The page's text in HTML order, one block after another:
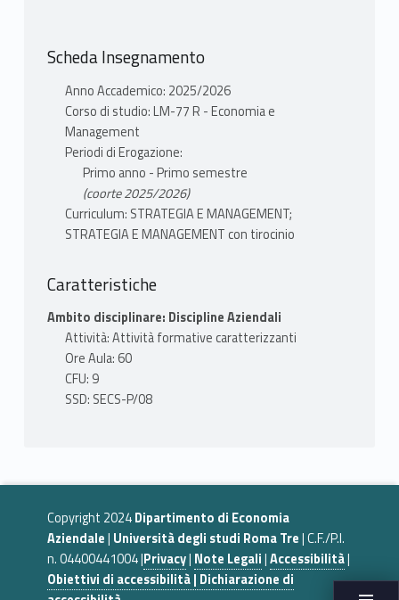
Scheda Insegnamento
Anno Accademico: 2025/2026
Corso di studio: LM-77 R - Economia e
Management
Periodi di Erogazione:
Primo anno - Primo semestre
(coorte 2025/2026)
Curriculum: STRATEGIA E MANAGEMENT;
STRATEGIA E MANAGEMENT con tirocinio
Caratteristiche
Ambito disciplinare: Discipline Aziendali
Attività: Attività formative caratterizzanti
Ore Aula: 60
CFU: 9
SSD: SECS-P/08
Copyright 2024Dipartimento di Economia
Aziendale| Università degli studi Roma Tre| C.F./P.I.
n. 04400441004 |Privacy| Note Legali|Accessibilità|
Obiettivi di accessibilità | Dichiarazione di